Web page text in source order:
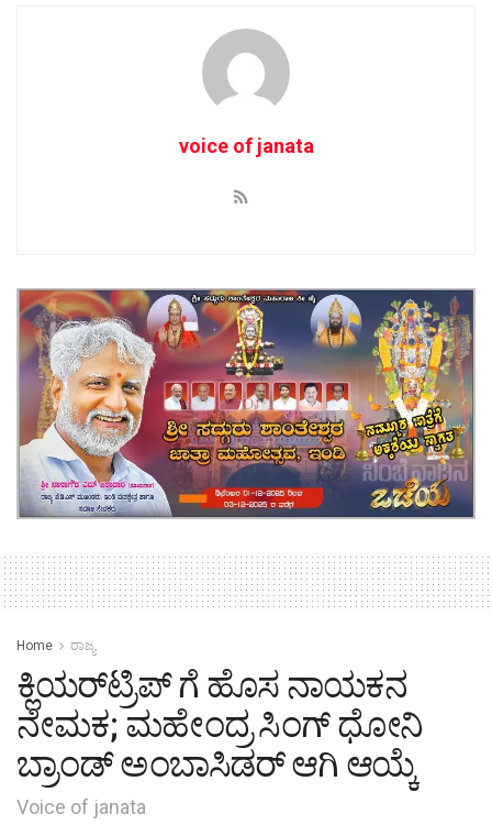
voice of janata
Home ರಾಜ್ಯ
ಕ್ಲಿಯರ್‌ಟ್ರಿಪ್ ಗೆ ಹೊಸ ನಾಯಕನ
ನೇಮಕ; ಮಹೇಂದ್ರ ಸಿಂಗ್ ಧೋನಿ
ಬ್ರಾಂಡ್ ಅಂಬಾಸಿಡರ್ ಆಗಿ ಆಯ್ಕೆ
Voice of janata